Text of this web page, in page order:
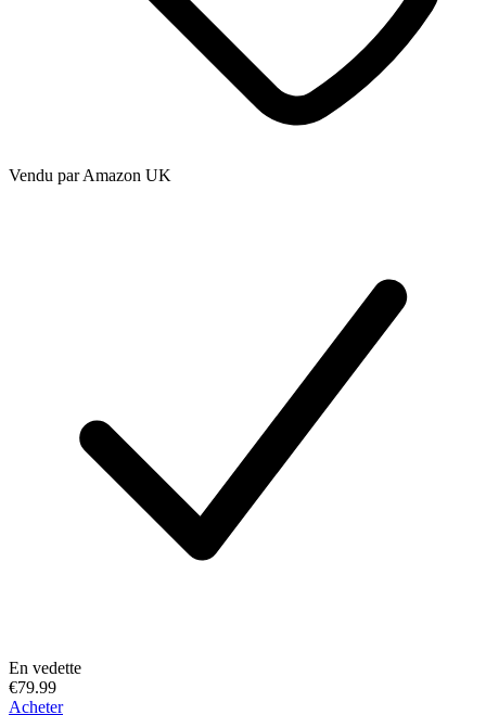
Vendu parAmazon UK
En vedette
€79.99
Acheter